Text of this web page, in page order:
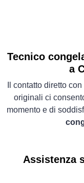
Tecnico
a
Il contatto diretto
originali ci
momento e di
Assistenza